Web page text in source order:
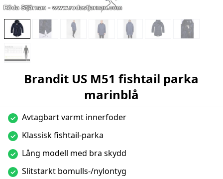
Brandit US M51 fishtail parka
marinblå
✓ Avtagbart varmt innerfoder
✓ Klassisk fishtail-parka
✓ Lång modell med bra skydd
✓ Slitstarkt bomulls-/nylontyg